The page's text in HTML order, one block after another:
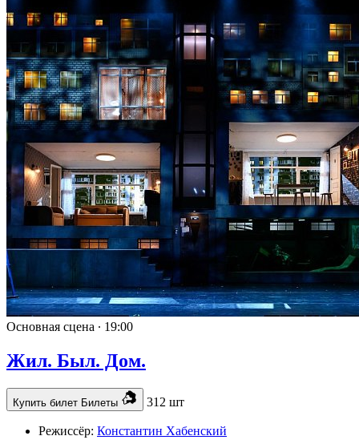
Основная сцена ∙ 19:00
Жил. Был. Дом.
Купить билет Билеты 312 шт
Режиссёр: Константин Хабенский